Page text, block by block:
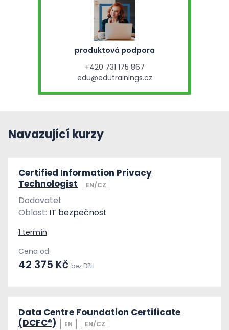
produktová podpora
+420 731 175 867
edu@edutrainings.cz
Navazující kurzy
Certified Information Privacy
Technologist
EN/CZ
Dodavatel:
Oblast: IT bezpečnost
1 termín
Cena od:
42 375 Kč bez DPH
Data Centre Foundation Certificate
(DCFC®)
EN EN/CZ